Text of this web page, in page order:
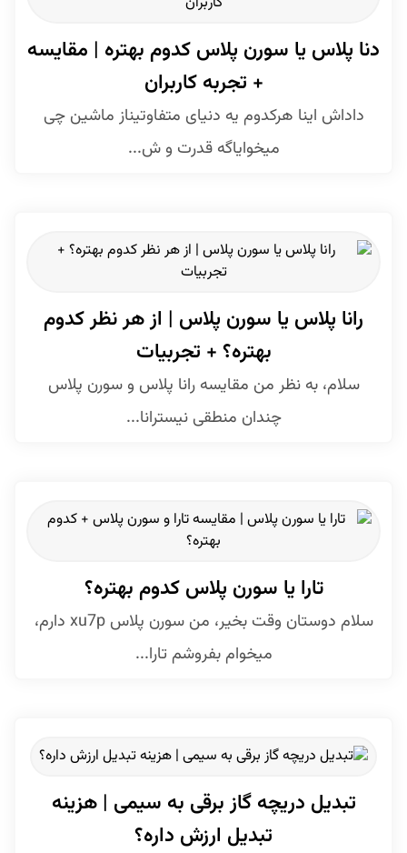
دنا پلاس یا سورن پلاس کدوم بهتره | مقایسه
+ تجربه کاربران
داداش اینا هرکدوم یه دنیای متفاوتیناز ماشین چی
میخوایاگه قدرت و ش...
رانا پلاس یا سورن پلاس | از هر نظر کدوم
بهتره؟ + تجربیات
سلام، به نظر من مقایسه رانا پلاس و سورن پلاس
چندان منطقی نیسترانا...
تارا یا سورن پلاس کدوم بهتره؟
سلام دوستان وقت بخیر، من سورن پلاس xu7p دارم،
میخوام بفروشم تارا...
تبدیل دریچه گاز برقی به سیمی | هزینه
تبدیل ارزش داره؟